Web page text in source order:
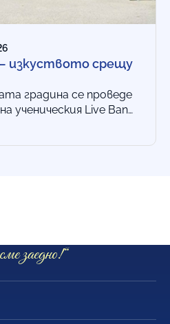
изкуството срещу
градина се проведе
ученическия Live Band
Ламартин“ под
заедно!“